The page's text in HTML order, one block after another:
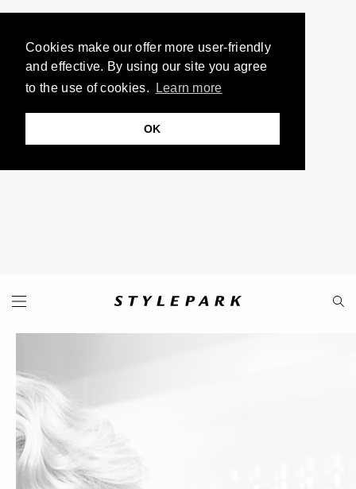
Cookies make our offer more user-friendly
and effective. By using our site you agree
to the use of cookies.
Learn more
OK